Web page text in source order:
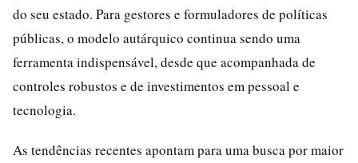
do seu estado. Para gestores e formuladores de políticas
públicas, o modelo autárquico continua sendo uma
ferramenta indispensável, desde que acompanhada de
controles robustos e de investimentos em pessoal e
tecnologia.
As tendências recentes apontam para uma busca por maior